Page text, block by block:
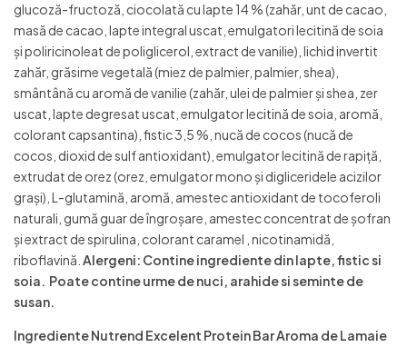
glucoză-fructoză, ciocolată cu lapte 14 % (zahăr, unt de cacao,
masă de cacao, lapte integral uscat, emulgatori lecitină de soia
și poliricinoleat de poliglicerol, extract de vanilie), lichid invertit
zahăr, grăsime vegetală (miez de palmier, palmier, shea),
smântână cu aromă de vanilie (zahăr, ulei de palmier și shea, zer
uscat, lapte degresat uscat, emulgator lecitină de soia, aromă,
colorant capsantina), fistic 3,5 %, nucă de cocos (nucă de
cocos, dioxid de sulf antioxidant), emulgator lecitină de rapiță,
extrudat de orez (orez, emulgator mono şi digliceridele acizilor
grași), L-glutamină, aromă, amestec antioxidant de tocoferoli
naturali, gumă guar de îngroșare, amestec concentrat de șofran
și extract de spirulina, colorant caramel , nicotinamidă,
riboflavină. Alergeni: Contine ingrediente din lapte, fistic si
soia. Poate contine urme de nuci, arahide si seminte de
susan.
Ingrediente Nutrend Excelent Protein Bar Aroma de Lamaie